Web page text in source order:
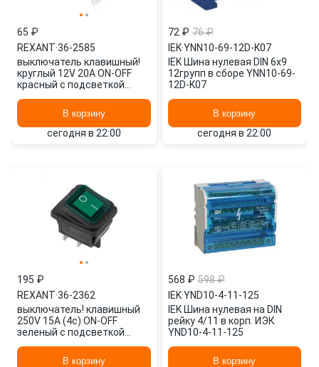
65 ₽
REXANT·36-2585
выключатель клавишный!
круглый 12V 20А ON-OFF
красный с подсветкой
В корзину
сегодня в 22:00
72 ₽ 76 ₽
IEK·YNN10-69-12D-K07
IEK Шина нулевая DIN 6x9
12групп в сборе YNN10-69-
12D-K07
В корзину
сегодня в 22:00
195 ₽
REXANT·36-2362
выключатель! клавишный
250V 15А (4с) ON-OFF
зеленый с подсветкой
REXANT
В корзину
568 ₽ 598 ₽
IEK·YND10-4-11-125
IEK Шина нулевая на DIN
рейку 4/11 в корп. ИЭК
YND10-4-11-125
В корзину